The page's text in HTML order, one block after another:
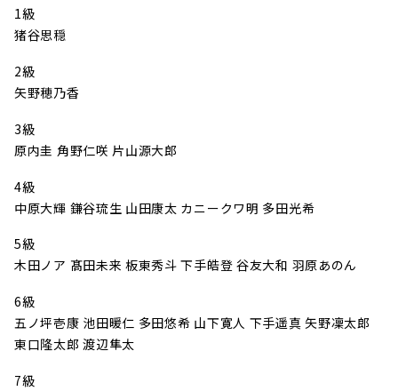
1級
猪谷思穏
2級
矢野穂乃香
3級
原内圭 角野仁咲 片山源大郎
4級
中原大輝 鎌谷琉生 山田康太 カニークワ明 多田光希
5級
木田ノア 髙田未来 板東秀斗 下手皓登 谷友大和 羽原あのん
6級
五ノ坪壱康 池田暖仁 多田悠希 山下寛人 下手遥真 矢野凜太郎
東口隆太郎 渡辺隼太
7級